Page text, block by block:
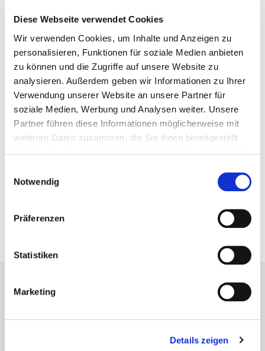
Diese Webseite verwendet Cookies
Wir verwenden Cookies, um Inhalte und Anzeigen zu
personalisieren, Funktionen für soziale Medien anbieten
zu können und die Zugriffe auf unsere Website zu
analysieren. Außerdem geben wir Informationen zu Ihrer
Verwendung unserer Website an unsere Partner für
soziale Medien, Werbung und Analysen weiter. Unsere
Partner führen diese Informationen möglicherweise mit
weiteren Daten zusammen, die Sie ihnen bereitgestellt
Notwendig
Präferenzen
Statistiken
Marketing
Details zeigen
Mo.: 8.00 – 12.00 Uhr und 14.00 – 16.00 Uhr
Di.: 8.00 – 12.00 Uhr und 14.00 – 16.00 Uhr
Mi.: nach Vereinbarung
Do.: 8.00 – 12.00 Uhr und 14.00 – 17.00 Uhr
Fr.: 8.00 – 12.00 Uhr
Gerne können Sie mit uns auch
Besichtigungstermine außerhalb der oben genannten
Öffnungszeiten vereinbaren. Rufen Sie uns dazu bitte
E-Mail:info[at]sbg-wohnen.de
Bleiben Sie auf dem neuesten